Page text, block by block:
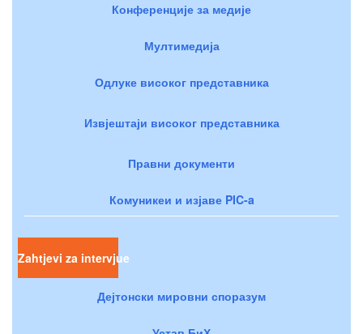
Конференције за медије
Мултимедија
Одлуке високог представника
Извјештаји високог представника
Правни документи
Комуникеи и изјаве PIC-a
Zahtjevi za intervjue
Дејтонски мировни споразум